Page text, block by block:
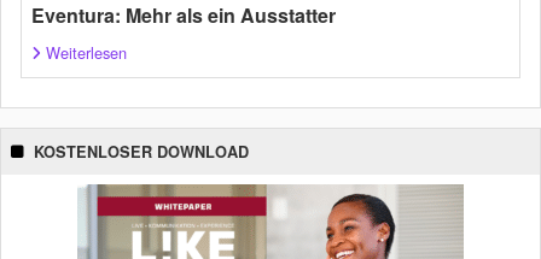
Eventura: Mehr als ein Ausstatter
Weiterlesen
KOSTENLOSER DOWNLOAD